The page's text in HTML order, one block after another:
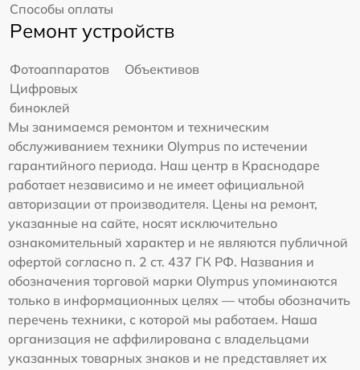
Способы оплаты
Ремонт устройств
Фотоаппаратов
Объективов
Цифровых
биноклей
Мы занимаемся ремонтом и техническим
обслуживанием техники Olympus по истечении
гарантийного периода. Наш центр в Краснодаре
работает независимо и не имеет официальной
авторизации от производителя. Цены на ремонт,
указанные на сайте, носят исключительно
ознакомительный характер и не являются публичной
офертой согласно п. 2 ст. 437 ГК РФ. Названия и
обозначения торговой марки Olympus упоминаются
только в информационных целях — чтобы обозначить
перечень техники, с которой мы работаем. Наша
организация не аффилирована с владельцами
указанных товарных знаков и не представляет их